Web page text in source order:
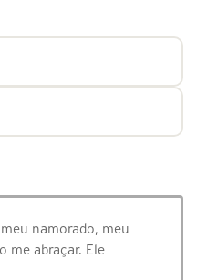
namorado, meu
me abraçar. Ele